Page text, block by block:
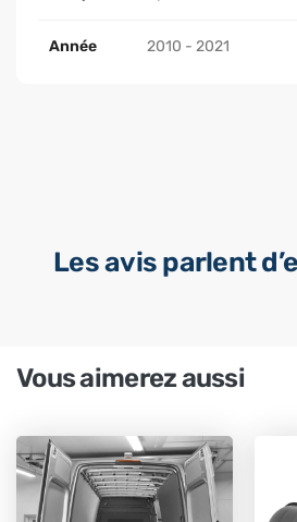
Année 2010 - 2021
Les avis parlent
Vous aimerez aussi